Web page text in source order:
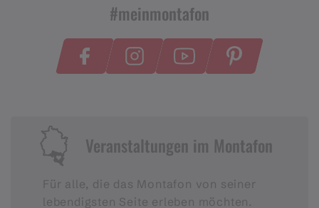
#meinmontafon
Veranstaltungen im Montafon
Für alle, die das Montafon von seiner
lebendigsten Seite erleben möchten.